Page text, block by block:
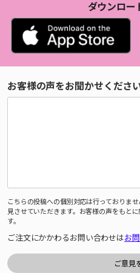
ダウンロー
お客様の声をお聞かせくださ
こちらの投稿への個別対応は行っておりま
見させていただきます。お客様の声をもと
す。
ご注文にかかわるお問い合わせはお